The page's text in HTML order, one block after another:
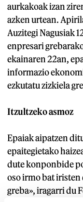
aurkakoak izan
azken urtean.
Auzitegi Nagusiak
enpresari
ekainaren 22an,
informazio
ezkutatu zizkiela
Itzultzeko asmoz
Epaiak aipatzen
epaitegietako
dute konponbide
oso irmo bat iristen
greba», iragarri du